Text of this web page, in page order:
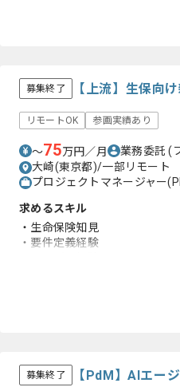
募集終了 【上流】生保向
リモートOK 参画実績あり
〜75万円／月 業務委託(
大崎(東京都)/一部リモート
プロジェクトマネージャー
求めるスキル
・生命保険知見
・要件定義経験
募集終了 【PdM】AIエー